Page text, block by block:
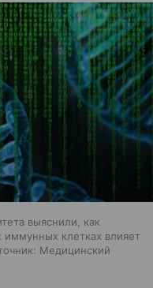
выяснили, как
иммунных клетках влияет
Медицинский